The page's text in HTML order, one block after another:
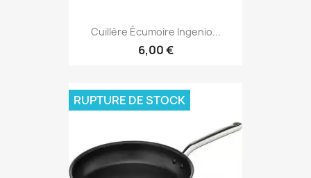
Cuillère Écumoire Ingenio...
6,00 €
RUPTURE DE STOCK